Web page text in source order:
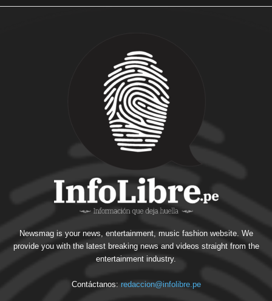
Newsmag is your news, entertainment, music fashion website. We
provide you with the latest breaking news and videos straight from the
entertainment industry.
Contáctanos: redaccion@infolibre.pe